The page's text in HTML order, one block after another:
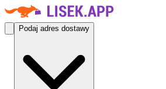
Podaj adres dostawy